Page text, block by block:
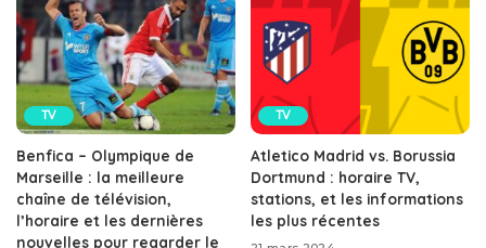
TV
Benfica – Olympique de
Marseille : la meilleure
chaîne de télévision,
l’horaire et les dernières
nouvelles pour regarder le
TV
Atletico Madrid vs. Borussia
Dortmund : horaire TV,
stations, et les informations
les plus récentes